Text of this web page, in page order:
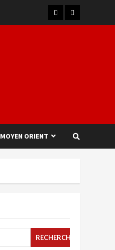
MOYEN ORIENT
RECHERCHER